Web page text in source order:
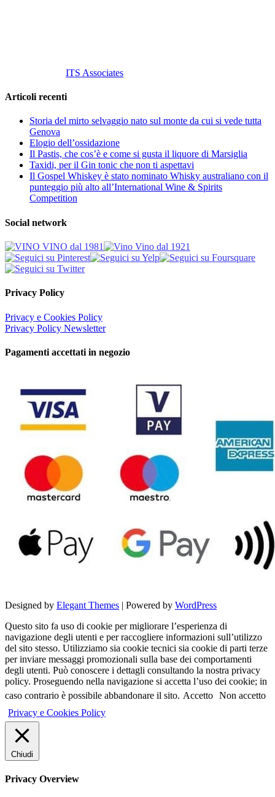
ITS Associates
Articoli recenti
Storia del mirto selvaggio nato sul monte da cui si vede tutta
Genova
Elogio dell’ossidazione
Il Pastis, che cos’è e come si gusta il liquore di Marsiglia
Taxidi, per il Gin tonic che non ti aspettavi
Il Gospel Whiskey è stato nominato Whisky australiano con il
punteggio più alto all’International Wine & Spirits
Competition
Social network
Privacy Policy
Privacy e Cookies Policy
Privacy Policy Newsletter
Pagamenti accettati in negozio
Designed by Elegant Themes | Powered by WordPress
Questo sito fa uso di cookie per migliorare l’esperienza di
navigazione degli utenti e per raccogliere informazioni sull’utilizzo
del sito stesso. Utilizziamo sia cookie tecnici sia cookie di parti terze
per inviare messaggi promozionali sulla base dei comportamenti
degli utenti. Può conoscere i dettagli consultando la nostra privacy
policy. Proseguendo nella navigazione si accetta l’uso dei cookie; in
caso contrario è possibile abbandonare il sito. Accetto Non accetto
Privacy e Cookies Policy
Chiudi
Privacy Overview